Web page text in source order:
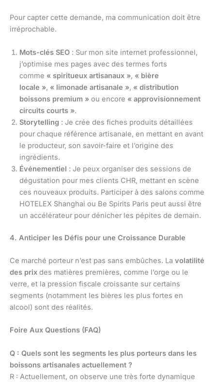
Pour capter cette demande, ma communication doit être
irréprochable.
Mots-clés SEO : Sur mon site internet professionnel,
j’optimise mes pages avec des termes forts
comme « spiritueux artisanaux », « bière
locale », « limonade artisanale », « distribution
boissons premium » ou encore « approvisionnement
circuits courts ».
Storytelling : Je crée des fiches produits détaillées
pour chaque référence artisanale, en mettant en avant
le producteur, son savoir-faire et l’origine des
ingrédients.
Événementiel : Je peux organiser des sessions de
dégustation pour mes clients CHR, mettant en scène
ces nouveaux produits. Participer à des salons comme
HOTELEX Shanghai ou Be Spirits Paris peut aussi être
un accélérateur pour dénicher les pépites de demain.
4. Anticiper les Défis pour une Croissance Durable
Ce marché porteur n’est pas sans embûches. La volatilité
des prix des matières premières, comme l’orge ou le
verre, et la pression fiscale croissante sur certains
segments (notamment les bières les plus fortes en
alcool) sont des réalités.
Foire Aux Questions (FAQ)
Q : Quels sont les segments les plus porteurs dans les
boissons artisanales actuellement ?
R : Actuellement, on observe une très forte dynamique